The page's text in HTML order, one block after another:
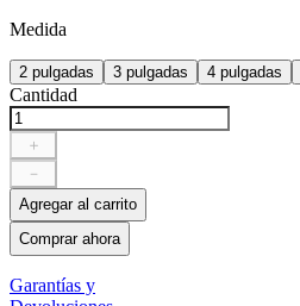
Medida
2 pulgadas 3 pulgadas 4 pulgadas
Cantidad
＋
－
Agregar al carrito
Comprar ahora
Garantías y